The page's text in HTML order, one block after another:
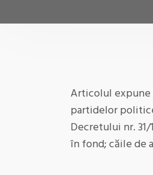
Articolul expune
partidelor
Decretului nr.
în fond; căile de